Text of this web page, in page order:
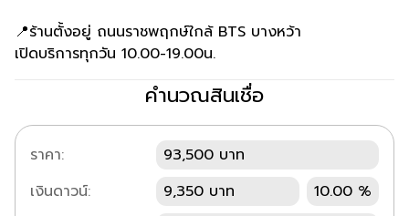
📍ร้านตั้งอยู่ ถนนราชพฤกษ์ใกล้ BTS บางหว้า
เปิดบริการทุกวัน 10.00-19.00น.
คำนวณสินเชื่อ
ราคา:
93,500 บาท
เงินดาวน์:
9,350 บาท
10.00 %